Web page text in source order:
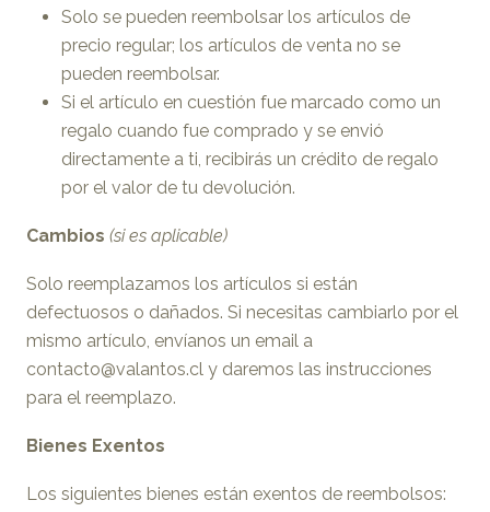
Solo se pueden reembolsar los artículos de
precio regular; los artículos de venta no se
pueden reembolsar.
Si el artículo en cuestión fue marcado como un
regalo cuando fue comprado y se envió
directamente a ti, recibirás un crédito de regalo
por el valor de tu devolución.
Cambios (si es aplicable)
Solo reemplazamos los artículos si están
defectuosos o dañados. Si necesitas cambiarlo por el
mismo artículo, envíanos un email a
contacto@valantos.cl y daremos las instrucciones
para el reemplazo.
Bienes Exentos
Los siguientes bienes están exentos de reembolsos: